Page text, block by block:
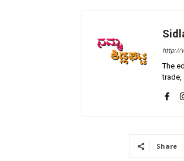
http://
The
trade,
Share